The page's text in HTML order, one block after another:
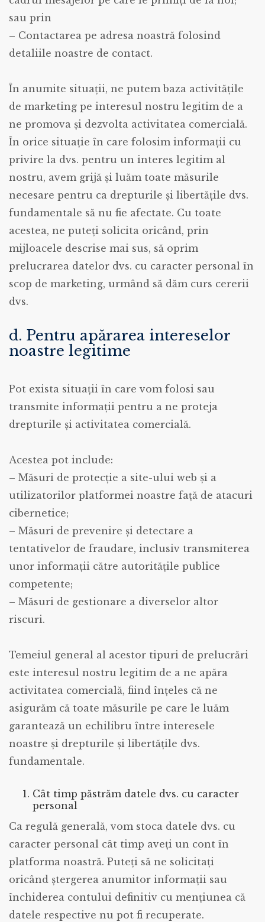
sau prin
– Contactarea pe adresa noastră folosind
detaliile noastre de contact.
În anumite situații, ne putem baza activitățile
de marketing pe interesul nostru legitim de a
ne promova și dezvolta activitatea comercială.
În orice situație în care folosim informații cu
privire la dvs. pentru un interes legitim al
nostru, avem grijă și luăm toate măsurile
necesare pentru ca drepturile și libertățile dvs.
fundamentale să nu fie afectate. Cu toate
acestea, ne puteți solicita oricând, prin
mijloacele descrise mai sus, să oprim
prelucrarea datelor dvs. cu caracter personal în
scop de marketing, urmând să dăm curs cererii
dvs.
d. Pentru apărarea intereselor
noastre legitime
Pot exista situații în care vom folosi sau
transmite informații pentru a ne proteja
drepturile și activitatea comercială.
Acestea pot include:
– Măsuri de protecție a site-ului web și a
utilizatorilor platformei noastre față de atacuri
cibernetice;
– Măsuri de prevenire și detectare a
tentativelor de fraudare, inclusiv transmiterea
unor informații către autoritățile publice
competente;
– Măsuri de gestionare a diverselor altor
riscuri.
Temeiul general al acestor tipuri de prelucrări
este interesul nostru legitim de a ne apăra
activitatea comercială, fiind înțeles că ne
asigurăm că toate măsurile pe care le luăm
garantează un echilibru între interesele
noastre și drepturile și libertățile dvs.
fundamentale.
Cât timp păstrăm datele dvs. cu caracter
personal
Ca regulă generală, vom stoca datele dvs. cu
caracter personal cât timp aveți un cont în
platforma noastră. Puteți să ne solicitați
oricând ștergerea anumitor informații sau
închiderea contului definitiv cu mențiunea că
datele respective nu pot fi recuperate.